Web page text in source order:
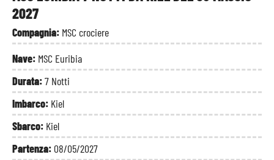
2027
Compagnia: MSC crociere
Nave: MSC Euribia
Durata:7 Notti
Imbarco: Kiel
Sbarco: Kiel
Partenza: 08/05/2027